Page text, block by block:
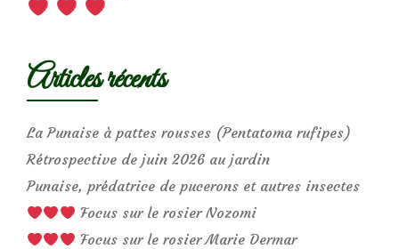
Articles récents
La Punaise à pattes rousses (Pentatoma rufipes)
Rétrospective de juin 2026 au jardin
Punaise, prédatrice de pucerons et autres insectes
Focus sur le rosier Nozomi
Focus sur le rosier Marie Dermar